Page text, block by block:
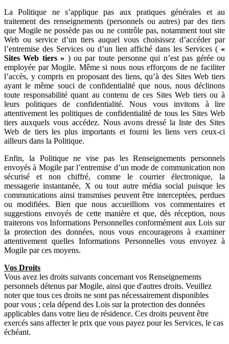
La Politique ne s’applique pas aux pratiques générales et au
traitement des renseignements (personnels ou autres) par des tiers
que Mogile ne possède pas ou ne contrôle pas, notamment tout site
Web ou service d’un tiers auquel vous choisissez d’accéder par
l’entremise des Services ou d’un lien affiché dans les Services ( «
Sites Web tiers » ) ou par toute personne qui n’est pas gérée ou
employée par Mogile. Même si nous nous efforçons de ne faciliter
l’accès, y compris en proposant des liens, qu’à des Sites Web tiers
ayant le même souci de confidentialité que nous, nous déclinons
toute responsabilité quant au contenu de ces Sites Web tiers ou à
leurs politiques de confidentialité. Nous vous invitons à lire
attentivement les politiques de confidentialité de tous les Sites Web
tiers auxquels vous accédez. Nous avons dressé la liste des Sites
Web de tiers les plus importants et fourni les liens vers ceux-ci
ailleurs dans la Politique.
Enfin, la Politique ne vise pas les Renseignements personnels
envoyés à Mogile par l’entremise d’un mode de communication non
sécurisé et non chiffré, comme le courrier électronique, la
messagerie instantanée, X ou tout autre média social puisque les
communications ainsi transmises peuvent être interceptées, perdues
ou modifiées. Bien que nous accueillions vos commentaires et
suggestions envoyés de cette manière et que, dès réception, nous
traiterons vos Informations Personnelles conformément aux Lois sur
la protection des données, nous vous encourageons à examiner
attentivement quelles Informations Personnelles vous envoyez à
Mogile par ces moyens.
Vos Droits
Vous avez les droits suivants concernant vos Renseignements
personnels détenus par Mogile, ainsi que d'autres droits. Veuillez
noter que tous ces droits ne sont pas nécessairement disponibles
pour vous ; cela dépend des Lois sur la protection des données
applicables dans votre lieu de résidence. Ces droits peuvent être
exercés sans affecter le prix que vous payez pour les Services, le cas
échéant.